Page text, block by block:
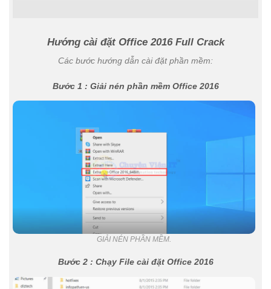
Hướng cài đặt Office 2016 Full Crack
Các bước hướng dẫn cài đặt phần mềm:
Bước 1 : Giải nén phần mềm Office 2016
GIẢI NÉN PHẦN MỀM.
Bước 2 : Chạy File cài đặt Office 2016